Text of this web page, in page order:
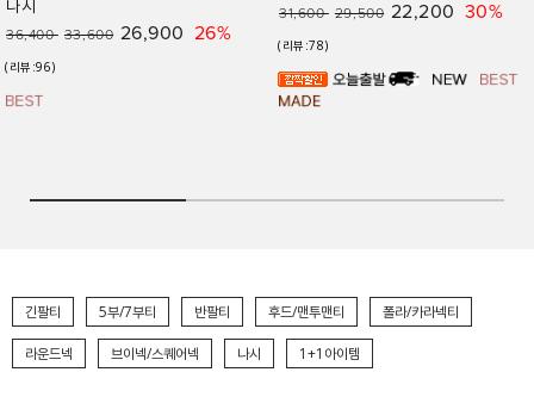
31,600
(리뷰:78)
[FREE,L]
[벨유] 마레 펜던트 드레이프 반팔티
37,900 34,900 28,70024%
(리뷰:183)
긴팔티 5부/7부티 반팔티 후드/맨투맨티 폴라/카라넥티
라운드넥 브이넥/스퀘어넥 나시 1+1아이템